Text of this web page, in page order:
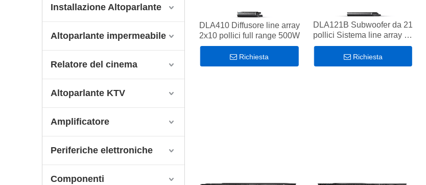
Installazione Altoparlante
Altoparlante impermeabile
Relatore del cinema
Altoparlante KTV
Amplificatore
Periferiche elettroniche
Componenti
DLA410 Diffusore line array
2x10 pollici full range 500W
Richiesta
DLA121B Subwoofer da 21
pollici Sistema line array da
800 W utilizzato con
DLA410A
Richiesta